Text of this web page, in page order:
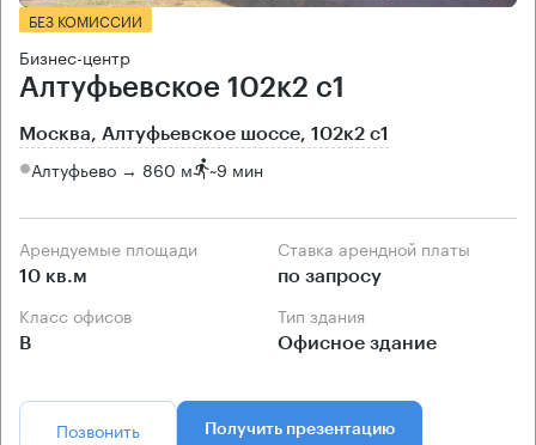
БЕЗ КОМИССИИ
Бизнес-центр
Алтуфьевское 102к2 с1
Москва, Алтуфьевское шоссе, 102к2 с1
Алтуфьево → 860 м ~9 мин
Арендуемые площади
10 кв.м
Ставка арендной платы
по запросу
Класс офисов
B
Тип здания
Офисное здание
Позвонить Получить презентацию